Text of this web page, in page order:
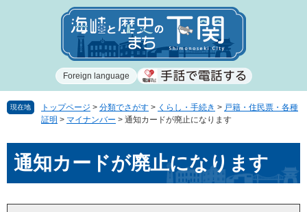
で
ば
Foreign language
現在地 トップページ > 分類でさがす > くらし・手続き > 戸籍・住民票・各種
証明 > マイナンバー > 通知カードが廃止になります
通知カードが廃止になります